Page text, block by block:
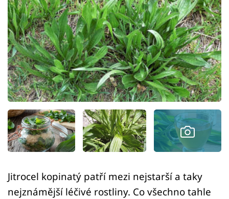
Design
Sledujte prima+
Přihlášení
Sledujte nás
Jitrocel kopinatý patří mezi nejstarší a taky
nejznámější léčivé rostliny. Co všechno tahle